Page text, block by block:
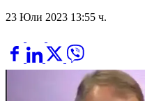
23 Юли 2023 13:55 ч.